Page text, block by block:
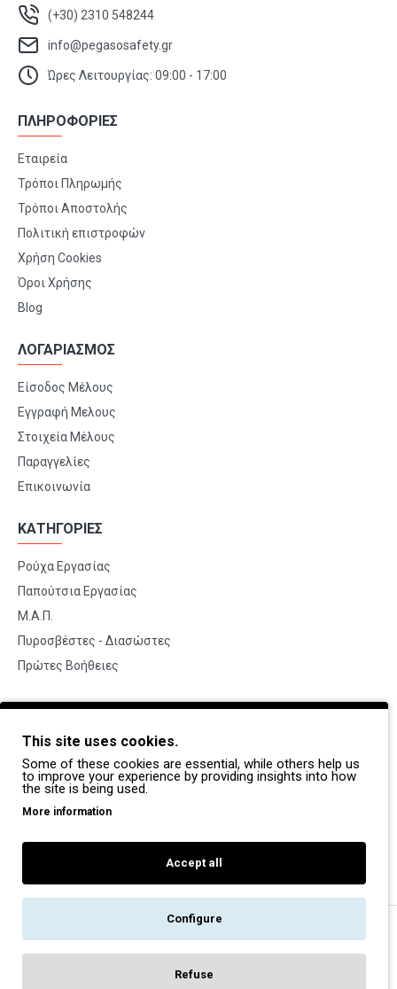
(+30) 2310 548244
info@pegasosafety.gr
Ώρες Λειτουργίας: 09:00 - 17:00
ΠΛΗΡΟΦΟΡΙΕΣ
Εταιρεία
Τρόποι Πληρωμής
Τρόποι Αποστολής
Πολιτική επιστροφών
Χρήση Cookies
Όροι Χρήσης
Blog
ΛΟΓΑΡΙΑΣΜΟΣ
Είσοδος Μέλους
Εγγραφή Μελους
Στοιχεία Μέλους
Παραγγελίες
Επικοινωνία
ΚΑΤΗΓΟΡΙΕΣ
Ρούχα Εργασίας
Παπούτσια Εργασίας
Μ.Α.Π.
Πυροσβέστες - Διασώστες
Πρώτες Βοήθειες
BRANDS
Payper
Dike
Coverguard
Portwest
Exena
This site uses cookies.
Some of these cookies are essential, while others help us
to improve your experience by providing insights into how
the site is being used.
More information
Accept all
Configure
Refuse